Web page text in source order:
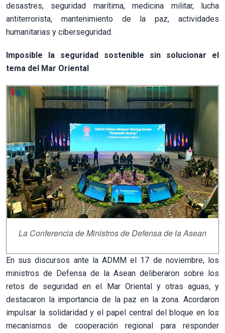
desastres, seguridad marítima, medicina militar, lucha
antiterrorista, mantenimiento de la paz, actividades
humanitarias y ciberseguridad.
Imposible la seguridad sostenible sin solucionar el
tema del Mar Oriental
La Conferencia de Ministros de Defensa de la Asean
En sus discursos ante la ADMM el 17 de noviembre, los
ministros de Defensa de la Asean deliberaron sobre los
retos de seguridad en el Mar Oriental y otras aguas, y
destacaron la importancia de la paz en la zona. Acordaron
impulsar la solidaridad y el papel central del bloque en los
mecanismos de cooperación regional para responder